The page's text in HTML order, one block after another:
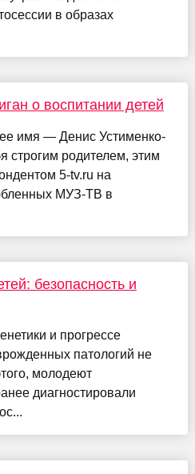
в образах
о воспитании детей
имя — Денис Устименко-
строгим родителем, этим
5-tv.ru на
МУЗ-ТВ в
безопасность и
и прогрессе
патологий не
молодеют
диагностировали